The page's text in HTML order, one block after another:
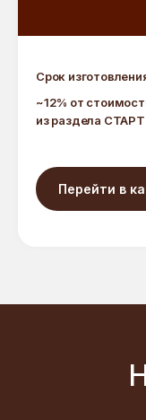
Срок
~12% от
из раздела СТАРТ
Перейти в
ООО «Время Шоколада»